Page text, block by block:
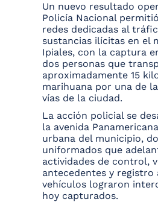
Un nuevo resultado
Policía Nacional
redes dedicadas al
sustancias ilícitas en el
Ipiales, con la captura
dos personas que
aproximadamente 15
marihuana por una de
vías de la ciudad.
La acción policial se
la avenida
urbana del municipio,
uniformados que
actividades de control,
antecedentes y registro
vehículos lograron
hoy capturados.